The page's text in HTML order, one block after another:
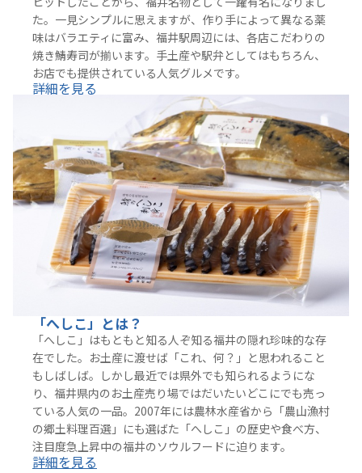
た。一見シンプルに思えますが、作り手によって異なる薬
味はバラエティに富み、福井駅周辺には、各店こだわりの
焼き鯖寿司が揃います。手土産や駅弁としてはもちろん、
お店でも提供されている人気グルメです。
詳細を見る
「へしこ」とは？
「へしこ」はもともと知る人ぞ知る福井の隠れ珍味的な存
在でした。お土産に渡せば「これ、何？」と思われること
もしばしば。しかし最近では県外でも知られるようにな
り、福井県内のお土産売り場ではだいたいどこにでも売っ
ている人気の一品。2007年には農林水産省から「農山漁村
の郷土料理百選」にも選ばた「へしこ」の歴史や食べ方、
注目度急上昇中の福井のソウルフードに迫ります。
詳細を見る